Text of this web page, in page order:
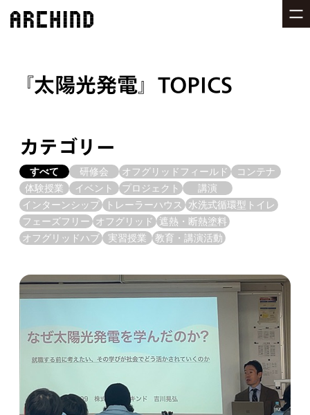
太陽光発電 TOPICS
カテゴリー
すべて 研修会 オフグリッドフィールド
コンテナ
体験授業
イベント プロジェクト
講演
インターンシップ
トレーラーハウス
水洗式循環型トイレ
フェーズフリー
オフグリッド
遮熱・断熱塗料
オフグリッドハブ
実習授業 教育・講演活動